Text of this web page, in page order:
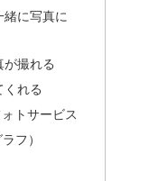
緒に写真に
が撮れる
くれる
トサービス
フ）